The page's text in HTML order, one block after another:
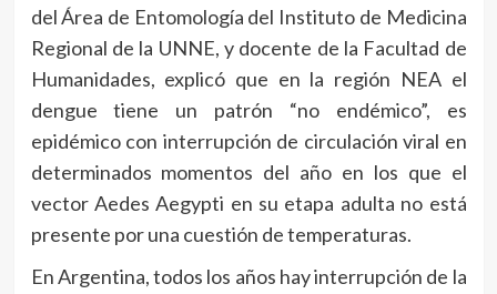
del Área de Entomología del Instituto de Medicina
Regional de la UNNE, y docente de la Facultad de
Humanidades, explicó que en la región NEA el
dengue tiene un patrón “no endémico”, es
epidémico con interrupción de circulación viral en
determinados momentos del año en los que el
vector Aedes Aegypti en su etapa adulta no está
presente por una cuestión de temperaturas.
En Argentina, todos los años hay interrupción de la